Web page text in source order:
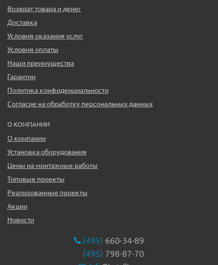
Возврат товара и денег
Доставка
Условия оказания услуг
Условия оплаты
Наши преимущества
Гарантии
Политика конфиденциальности
Согласие на обработку персональных данных
О КОМПАНИИ
О компании
Установка оборудования
Цены на монтажные работы
Типовые проекты
Реализованные проекты
Акции
Новости
(495) 660-34-89
(495) 798-87-70